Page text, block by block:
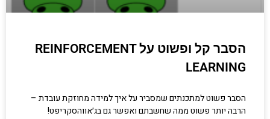
הסבר קל ופשוט על REINFORCEMENT
LEARNING
הסבר פשוט למתכנתים שמסביר על איך למידה מחוזקת עובדת –
הרבה יותר פשוט ממה שחשבתם ואפשר גם בג׳אווהסקריפט!